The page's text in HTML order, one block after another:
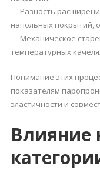
— Разность
напольных покрытий,
— Механическое
температурных
Понимание этих
показателям
эластичности и
Влияние